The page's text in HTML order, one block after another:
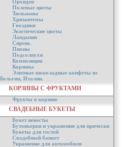
Орхидеи
Полевые цветы
Тюльпаны
Хризантемы
Гвоздики
Экзотические цветы
Ландыши
Сирень
Пионы
Подсолнухи
Композиции
Корзины
Элитные шоколадные конфеты из
Бельгии, Италии.
КОРЗИНЫ С ФРУКТАМИ
Фрукты в корзине
СВАДЕБНЫЕ БУКЕТЫ
Букет невесты
Бутоньерки и украшения для прически
Букеты для гостей
Свадебный банкет
Украшение для автомобиля